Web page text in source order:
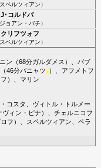
スペルツィアン）
J･コルドバ
ジョアン・バチ）
クリフツォフ
スペルツィアン）
ン （68分ガルダメス ）、 バブ
（46分バニャツ■）、 アフメトフ
）、 マリン
コスタ
ヴィトル・トルメー
ヴィン・ピナ ）、 チェルニコフ
フ ）、 スペルツィアン
ペラ